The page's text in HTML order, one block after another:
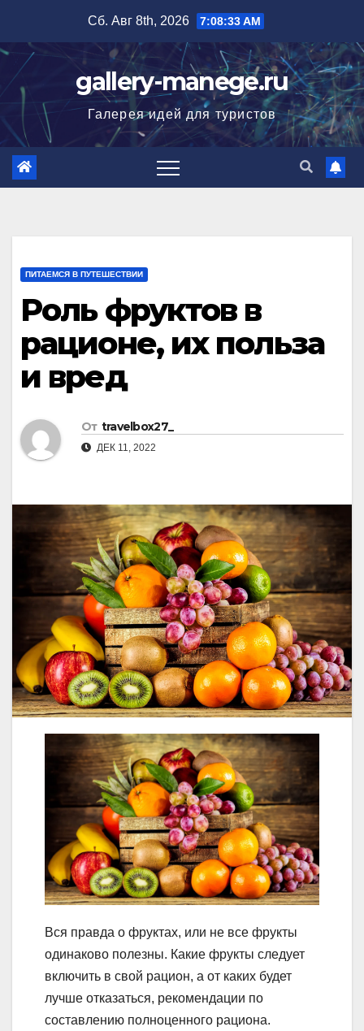
содержимому
Сб. Авг 8th, 2026 7:08:34 AM
gallery-manege.ru
Галерея идей для туристов
ПИТАЕМСЯ В ПУТЕШЕСТВИИ
Роль фруктов в
рационе, их польза
и вред
От travelbox27_
ДЕК 11, 2022
Вся правда о фруктах, или не все фрукты
одинаково полезны. Какие фрукты следует
включить в свой рацион, а от каких будет
лучше отказаться, рекомендации по
составлению полноценного рациона.